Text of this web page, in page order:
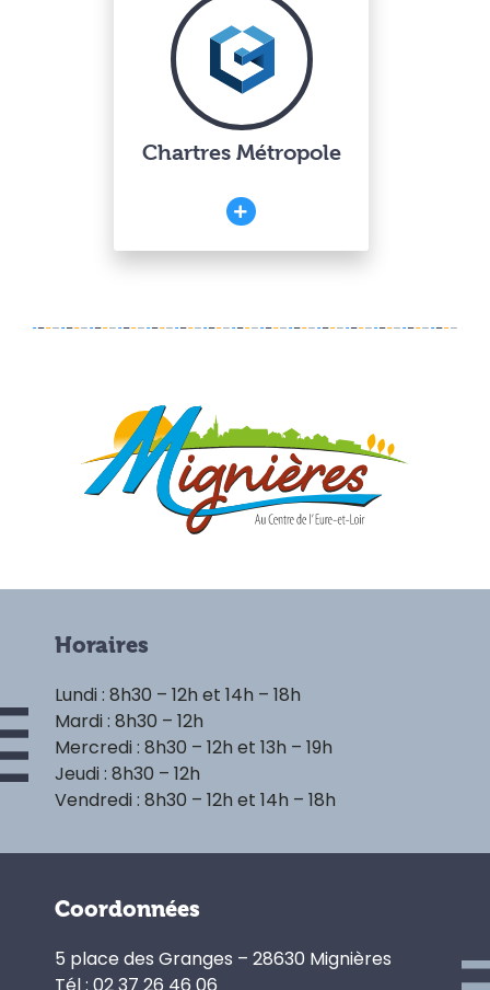
Chartres Métropole
Horaires
Lundi : 8h30 – 12h et 14h – 18h
Mardi : 8h30 – 12h
Mercredi : 8h30 – 12h et 13h – 19h
Jeudi : 8h30 – 12h
Vendredi : 8h30 – 12h et 14h – 18h
Coordonnées
5 place des Granges – 28630 Mignières